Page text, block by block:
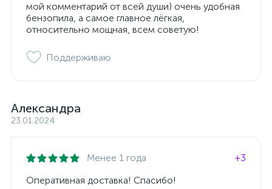
мой комментарий от всей души) очень удобная
бензопила, а самое главное лёгкая,
относительно мощная, всем советую!
Поддерживаю
Александра
23.01.2024
Менее 1 года
+3
Оперативная доставка! Спасибо!